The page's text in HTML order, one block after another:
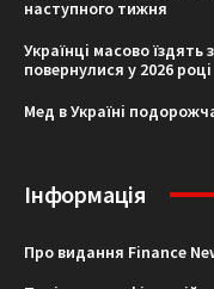
наступного тижня
Українці масово
повернулися у 2026 році
Мед в Україні
Інформація
Про видання Finance